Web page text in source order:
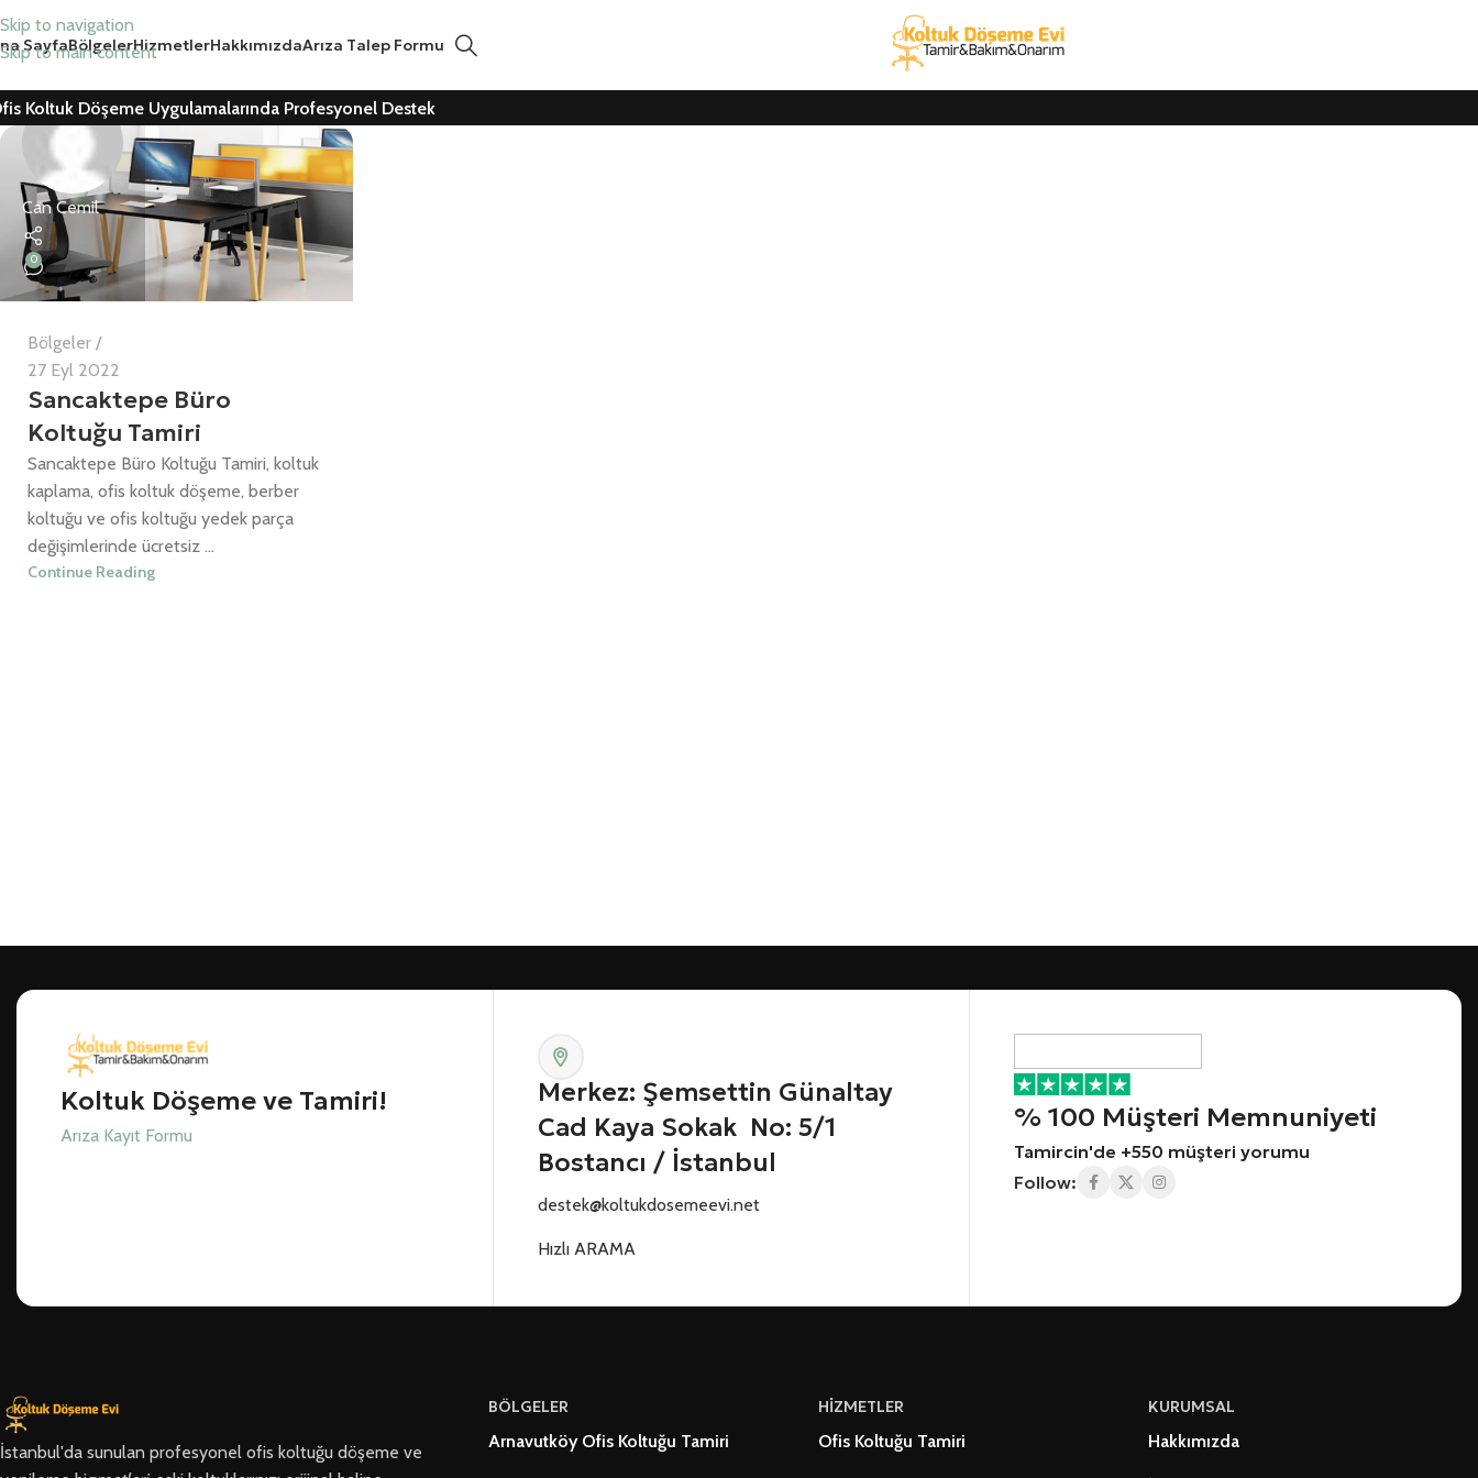
Skip to navigation
Skip to main content
SayfaBölgelerHizmetlerHakkımızdaArıza Talep Formu
Koltuk Döşeme Uygulamalarında Profesyonel Destek
Can Cemil
0
Bölgeler
27 Eyl 2022
Sancaktepe Büro
Koltuğu Tamiri
Sancaktepe Büro Koltuğu Tamiri, koltuk
kaplama, ofis koltuk döşeme, berber
koltuğu ve ofis koltuğu yedek parça
değişimlerinde ücretsiz ...
Continue Reading
Koltuk Döşeme ve Tamiri!
Arıza Kayıt Formu
Merkez: Şemsettin Günaltay
Cad Kaya Sokak No: 5/1
Bostancı / İstanbul
destek@koltukdosemeevi.net
Hızlı ARAMA
% 100 Müşteri Memnuniyeti
Tamircin'de +550 müşteri yorumu
Follow:
İstanbul'da sunulan profesyonel ofis koltuğu döşeme ve
BÖLGELER
Arnavutköy Ofis Koltuğu Tamiri
HİZMETLER
Ofis Koltuğu Tamiri
KURUMSAL
Hakkımızda